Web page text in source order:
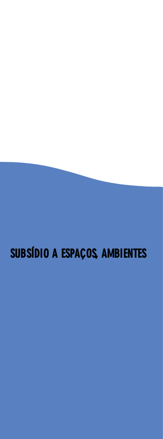
SUBSÍDIO A ESPAÇOS, AMBIENTES